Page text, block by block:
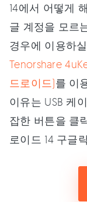
14에서 어떻게
글 계정을 모르
경우에 이용하
Tenorshare
드로이드)를 이
이유는 USB 케
잡한 버튼을 클
로이드 14 구글